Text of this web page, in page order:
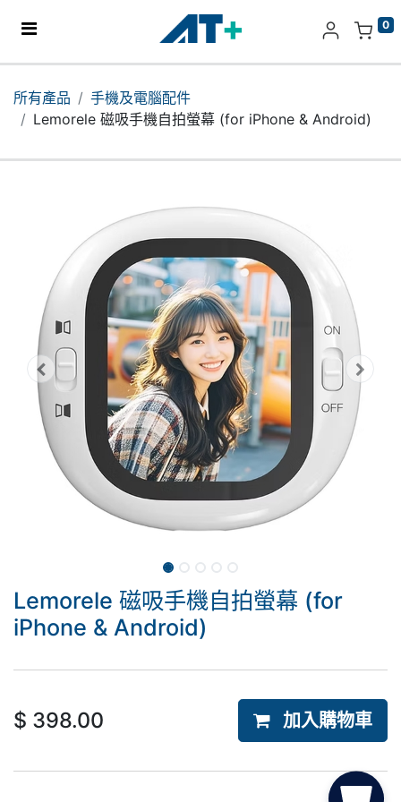
0
產品
分店地址​
所有產品
手機及電腦配件
Lemorele 磁吸手機自拍螢幕 (for iPhone & Android)
Lemorele 磁吸手機自拍螢幕 (for
iPhone & Android)
$ 398.00 加入購物車